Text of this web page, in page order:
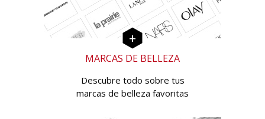
MARCAS DE BELLEZA
Descubre todo sobre tus
marcas de belleza favoritas